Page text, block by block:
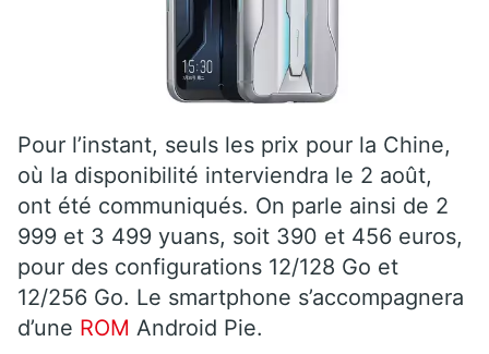
Pour l’instant, seuls les prix pour la Chine,
où la disponibilité interviendra le 2 août,
ont été communiqués. On parle ainsi de 2
999 et 3 499 yuans, soit 390 et 456 euros,
pour des configurations 12/128 Go et
12/256 Go. Le smartphone s’accompagnera
d’une ROM Android Pie.